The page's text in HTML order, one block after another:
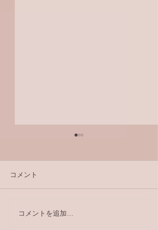
第31回オンラインコンサ
コメント
コメントを追加…